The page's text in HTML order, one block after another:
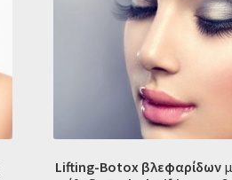
Lifting-Botox βλεφαρίδων